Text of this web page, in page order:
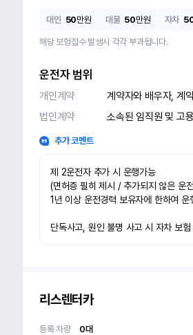
대인 50만원 대물 50만원 자차
해당 보험접수 발생시 각각 부과됩니다.
운전자 범위
개인계약
계약자와 배우자, 계
법인계약
소속된 임직원 및 고
추가 코멘트
제 2운전자 추가 시 운행가능
(면허증 필히 제시 / 추가되지 않은 운
1년 이상 운전경력 보유자에 한하여 운
단독사고, 원인 불명 사고 시 자차 보
리스렌터카
등록 차량 0대